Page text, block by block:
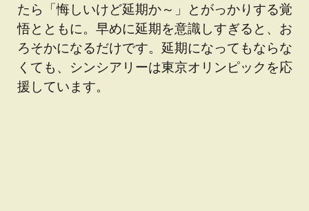
たら「悔しいけど延期か～」とがっかりする覚
悟とともに。早めに延期を意識しすぎると、お
ろそかになるだけです。延期になってもならな
くても、シンシアリーは東京オリンピックを応
援しています。